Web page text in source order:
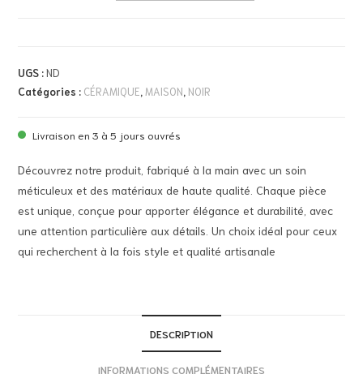
UGS :ND
Catégories : CÉRAMIQUE, MAISON,NOIR
Livraison en 3 à 5 jours ouvrés
Découvrez notre produit, fabriqué à la main avec un soin
méticuleux et des matériaux de haute qualité. Chaque pièce
est unique, conçue pour apporter élégance et durabilité, avec
une attention particulière aux détails. Un choix idéal pour ceux
qui recherchent à la fois style et qualité artisanale
DESCRIPTION
INFORMATIONS COMPLÉMENTAIRES